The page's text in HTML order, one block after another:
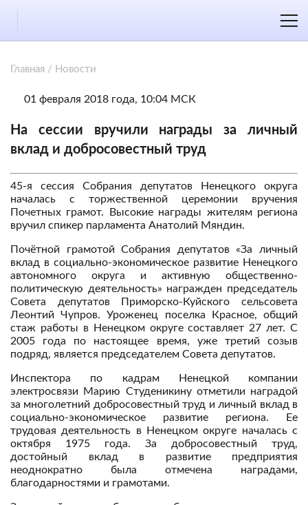
Главная / Новости
01 февраля 2018 года, 10:04 МСК
На сессии вручили награды за личный
вклад и добросовестный труд
45-я сессия Собрания депутатов Ненецкого округа
началась с торжественной церемонии вручения
Почетных грамот. Высокие награды жителям региона
вручил спикер парламента Анатолий Мяндин.
Почётной грамотой Собрания депутатов «За личный
вклад в социально-экономическое развитие Ненецкого
автономного округа и активную общественно-
политическую деятельность» награжден председатель
Совета депутатов Приморско-Куйского сельсовета
Леонтий Чупров. Уроженец поселка Красное, общий
стаж работы в Ненецком округе составляет 27 лет. С
2005 года по настоящее время, уже третий созыв
подряд, является председателем Совета депутатов.
Инспектора по кадрам Ненецкой компании
электросвязи Марию Студеникину отметили наградой
за многолетний добросовестный труд и личный вклад в
социально-экономическое развитие региона. Ее
трудовая деятельность в Ненецком округе началась с
октября 1975 года. За добросовестный труд,
достойный вклад в развитие предприятия
неоднократно была отмечена наградами,
благодарностями и грамотами.